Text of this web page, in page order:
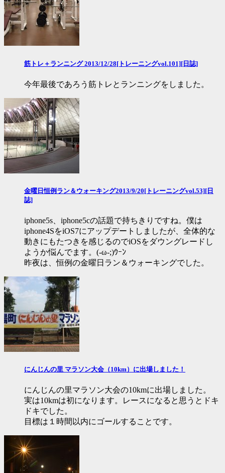
筋トレ＋ランニング 2013/12/28[トレーニングvol.101][日誌]
今年最後であろう筋トレとランニングをしました。
金曜日恒例ラン＆ウォーキング2013/9/20[トレーニングvol.53][日
誌]
iphone5s、iphone5cの話題で持ちきりですね。僕は
iphone4SをiOS7にアップデートしましたが、全体的な
動きにもたつきを感じるのでiOSをダウングレードし
ようか悩んでます。(-ω-;)ｳｰﾝ
昨夜は、恒例の金曜日ラン＆ウォーキングでした。
にんじんの里 マラソン大会（10km）に出場しました！
にんじんの里マラソン大会の10kmに出場しました。
実は10kmは初になります。レースになると思うとドキ
ドキでした。
目標は１時間以内にゴールすることです。